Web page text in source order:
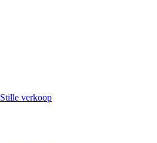
Stille verkoop